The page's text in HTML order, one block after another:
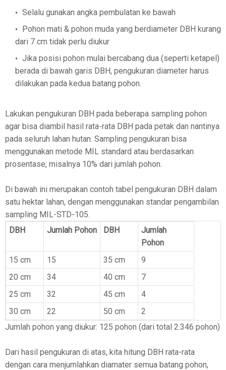
Selalu gunakan angka pembulatan ke bawah
Pohon mati & pohon muda yang berdiameter DBH kurang
dari 7 cm tidak perlu diukur
Jika posisi pohon mulai bercabang dua (seperti ketapel)
berada di bawah garis DBH, pengukuran diameter harus
dilakukan pada kedua batang pohon.
Lakukan pengukuran DBH pada beberapa sampling pohon
agar bisa diambil hasil rata-rata DBH pada petak dan nantinya
pada seluruh lahan hutan. Sampling pengukuran bisa
menggunakan metode MIL standard atau berdasarkan
prosentase, misalnya 10% dari jumlah pohon.
Di bawah ini merupakan contoh tabel pengukuran DBH dalam
satu hektar lahan, dengan menggunakan standar pengambilan
sampling MIL-STD-105.
DBH
Jumlah Pohon DBH
Jumlah
Pohon
15 cm
15 35 cm
9
20 cm
34 40 cm
7
25 cm
32 45 cm
4
30 cm
22 50 cm
2
Jumlah pohon yang diukur: 125 pohon (dari total 2.346 pohon)
Dari hasil pengukuran di atas, kita hitung DBH rata-rata
dengan cara menjumlahkan diamater semua batang pohon,